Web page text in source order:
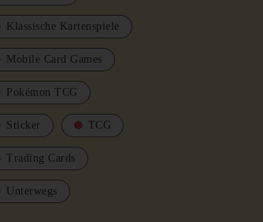
Klassische Kartenspiele
Mobile Card Games
Pokémon TCG
Sticker TCG
Trading Cards
Unterwegs